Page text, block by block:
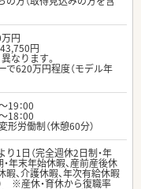
円
円
なります。
620万円程度（モデル年
19：00
：00
労働制（休憩60分）
1日（完全週休2日制・年
・年末年始休暇、産前産後休
暇、介護休暇、年次有給休暇
※産休・育休から復職率